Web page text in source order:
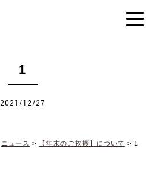
1
2021/12/27
ニュース > 【年末のご挨拶】について > 1